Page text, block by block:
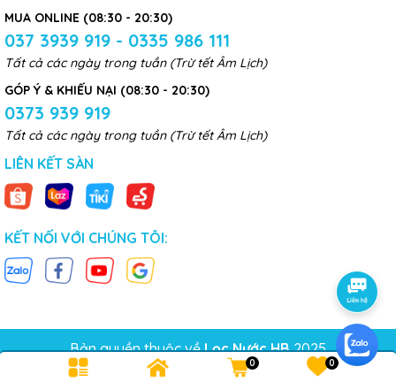
MUA ONLINE (08:30 - 20:30)
037 3939 919 - 0335 986 111
Tất cả các ngày trong tuần (Trừ tết Âm Lịch)
GÓP Ý & KHIẾU NẠI (08:30 - 20:30)
0373 939 919
Tất cả các ngày trong tuần (Trừ tết Âm Lịch)
LIÊN KẾT SÀN
KẾT NỐI VỚI CHÚNG TÔI:
Bản quyền thuộc vềLọc Nước HB2025
0 0